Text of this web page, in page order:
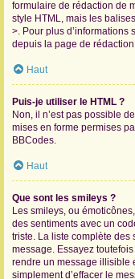
formulaire de rédaction de
style HTML, mais les
>. Pour plus d’informations
depuis la page de
Haut
Puis-je utiliser le HTML ?
Non, il n’est pas possible
mises en forme permises
BBCodes.
Haut
Que sont les smileys ?
Les smileys, ou
des sentiments avec un
triste. La liste complète des
message. Essayez
rendre un message illisible
simplement d’effacer le